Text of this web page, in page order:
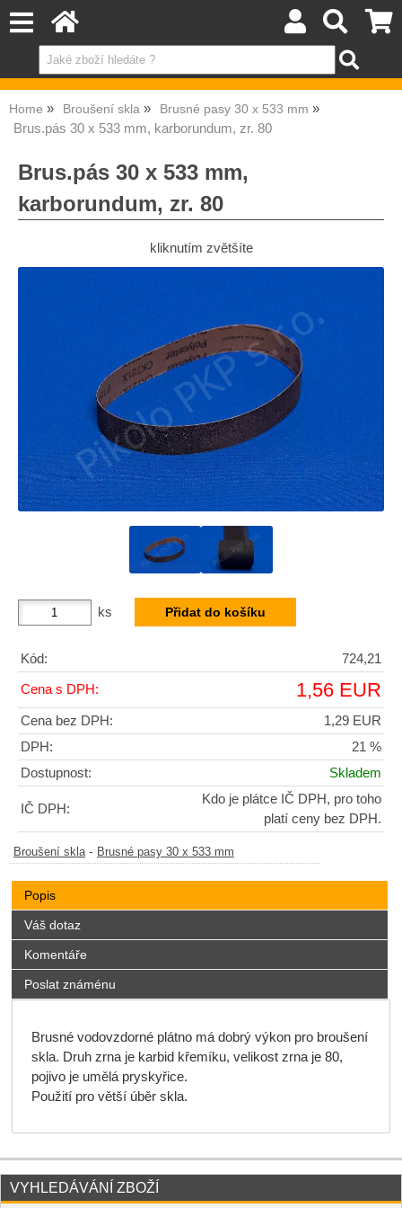
Home Broušení skla Brusné pasy 30 x 533 mm
Brus.pás 30 x 533 mm, karborundum, zr. 80
Brus.pás 30 x 533 mm,
karborundum, zr. 80
kliknutím zvětšíte
ks
Kód: 724,21
Cena s DPH: 1,56 EUR
Cena bez DPH:
1,29 EUR
DPH:
21 %
Dostupnost:
Skladem
IČ DPH:
Kdo je plátce IČ DPH, pro toho
platí ceny bez DPH.
Broušení skla - Brusné pasy 30 x 533 mm
Popis
Váš dotaz
Komentáře
Poslat známénu
Brusné vodovzdorné plátno má dobrý výkon pro broušení
skla. Druh zrna je karbid křemíku, velikost zrna je 80,
pojivo je umělá pryskyřice.
Použití pro větší úběr skla.
VYHLEDÁVÁNÍ ZBOŽÍ